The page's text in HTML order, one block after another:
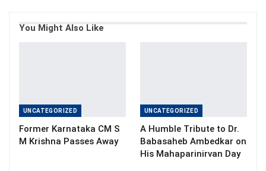
You Might Also Like
UNCATEGORIZED
Former Karnataka CM S
M Krishna Passes Away
UNCATEGORIZED
A Humble Tribute to Dr.
Babasaheb Ambedkar on
His Mahaparinirvan Day